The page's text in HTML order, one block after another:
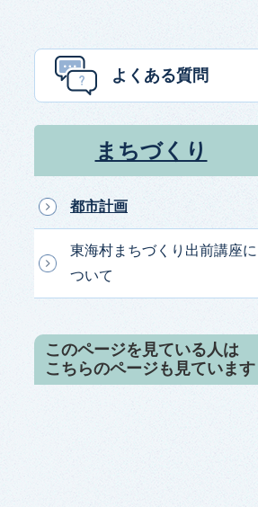
ー
よくある質問
まちづくり
都市計画
東海村まちづくり出前講座に
ついて
このページを見ている人は
こちらのページも見ています